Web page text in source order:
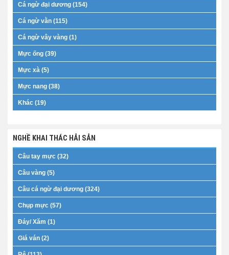
Cá ngừ đại dương (154)
Cá ngừ vằn (115)
Cá ngừ vây vàng (1)
Mực ống (39)
Mực xà (5)
Mực nang (38)
Khác (19)
NGHỀ KHAI THÁC HẢI SẢN
Câu tay mực (32)
Câu vàng (5)
Câu cá ngừ đại dương (324)
Chụp mực (57)
Đáy/ Xăm (1)
Giá ván (2)